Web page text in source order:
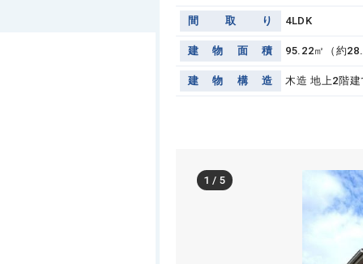
間 取 り 4LDK
建 物 面 積 95.22㎡（約
建 物 構 造 木造 地上2階建
1 /5